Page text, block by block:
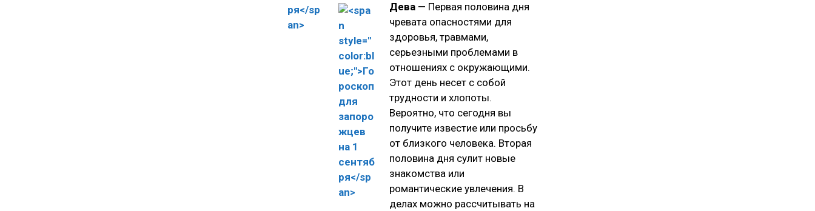
Дева — Первая половина дня
чревата опасностями для
здоровья, травмами,
серьезными проблемами в
отношениях с окружающими.
Этот день несет с собой
трудности и хлопоты.
Вероятно, что сегодня вы
получите известие или просьбу
от близкого человека. Вторая
половина дня сулит новые
знакомства или
романтические увлечения. В
делах можно рассчитывать на